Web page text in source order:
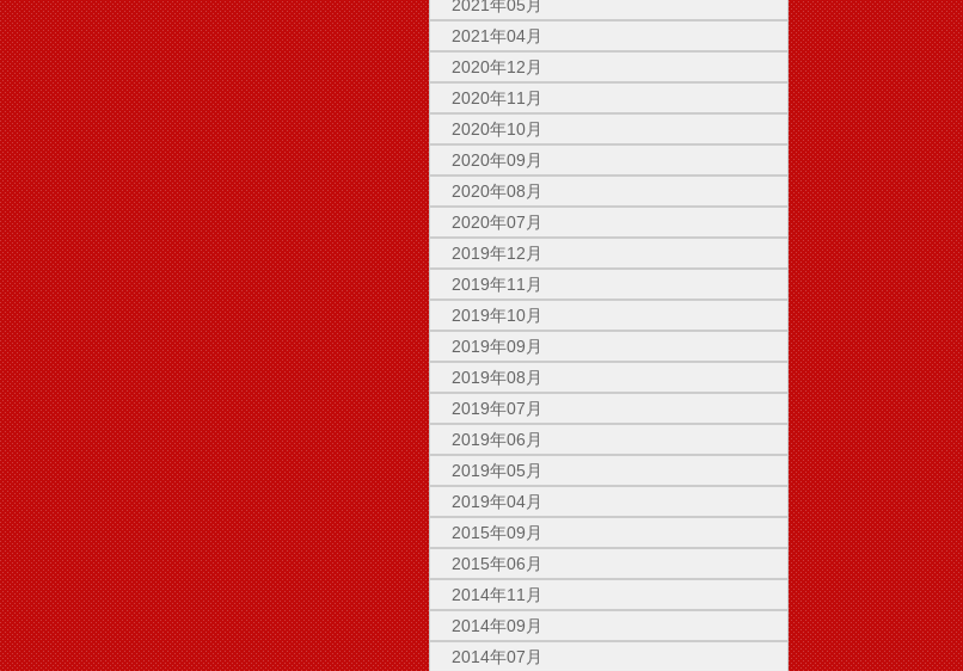
2021年05月
2021年04月
2020年12月
2020年11月
2020年10月
2020年09月
2020年08月
2020年07月
2019年12月
2019年11月
2019年10月
2019年09月
2019年08月
2019年07月
2019年06月
2019年05月
2019年04月
2015年09月
2015年06月
2014年11月
2014年09月
2014年07月